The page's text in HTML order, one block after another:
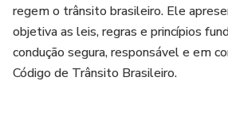
regem o trânsito brasileiro. Ele
objetiva as leis, regras e princípios
condução segura, responsável e em
Código de Trânsito Brasileiro.